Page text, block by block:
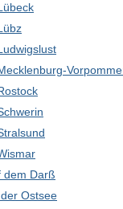
dem Darß
Ostsee